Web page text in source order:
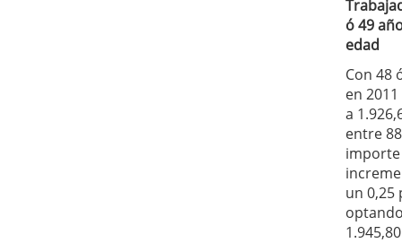
ó 49
edad
Con 48
en
a
entre
importe
un 0,25